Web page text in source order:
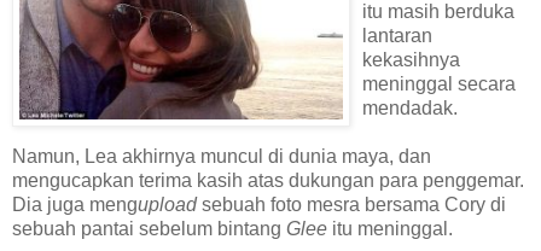
itu masih berduka
lantaran
kekasihnya
meninggal secara
mendadak.
Namun, Lea akhirnya muncul di dunia maya, dan
mengucapkan terima kasih atas dukungan para penggemar.
Dia juga menguploadsebuah foto mesra bersama Cory di
sebuah pantai sebelum bintang Glee itu meninggal.